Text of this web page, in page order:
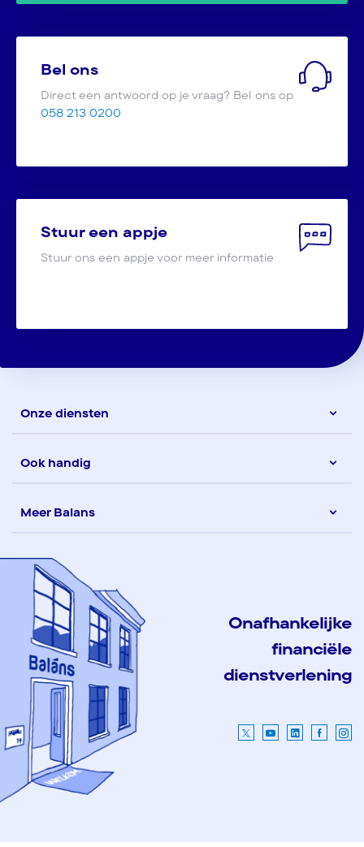
Bel ons
Direct een antwoord op je vraag? Bel ons op
058 213 0200
Stuur een appje
Stuur ons een appje voor meer informatie
Onze diensten
Ook handig
Meer Balans
Onafhankelijke
financiële
dienstverlening